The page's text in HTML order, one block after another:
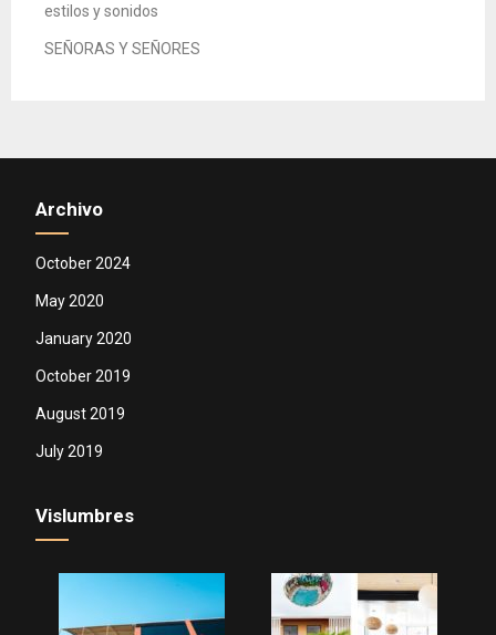
estilos y sonidos
SEÑORAS Y SEÑORES
Archivo
October 2024
May 2020
January 2020
October 2019
August 2019
July 2019
Vislumbres